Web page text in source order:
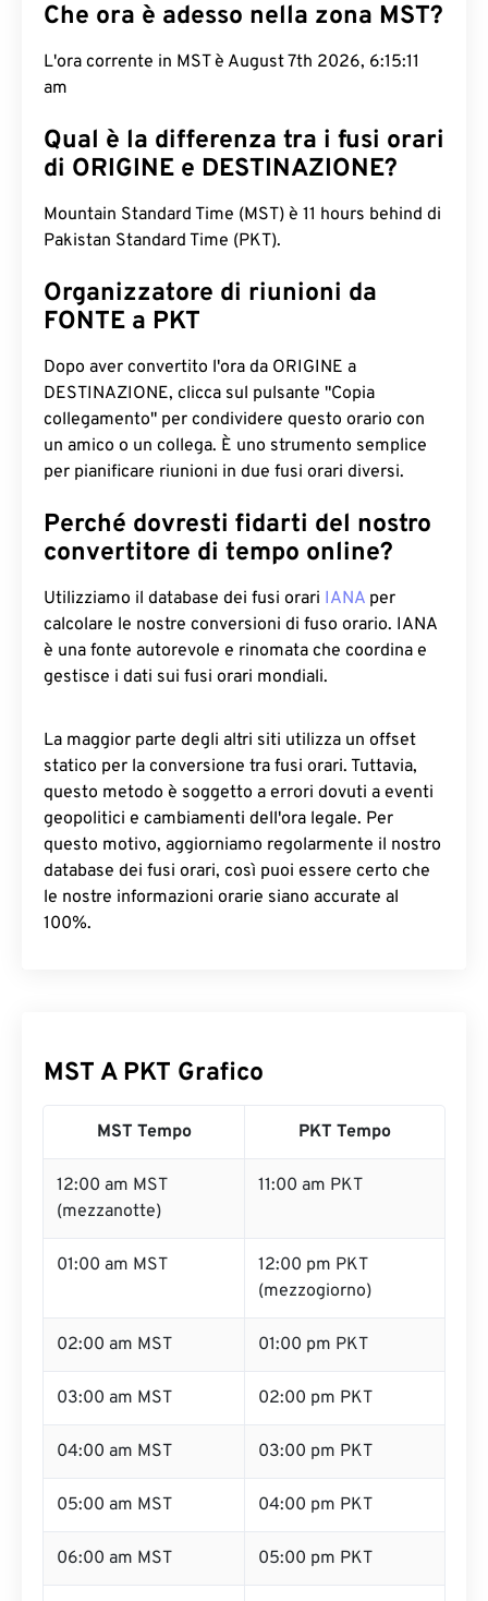
Che ora è adesso nella zona MST?
L'ora corrente in MST è August 7th 2026, 6:15:12
am
Qual è la differenza tra i fusi orari
di ORIGINE e DESTINAZIONE?
Mountain Standard Time (MST) è 11 hours behind di
Pakistan Standard Time (PKT).
Organizzatore di riunioni da
FONTE a PKT
Dopo aver convertito l'ora da ORIGINE a
DESTINAZIONE, clicca sul pulsante "Copia
collegamento" per condividere questo orario con
un amico o un collega. È uno strumento semplice
per pianificare riunioni in due fusi orari diversi.
Perché dovresti fidarti del nostro
convertitore di tempo online?
Utilizziamo il database dei fusi orari IANA per
calcolare le nostre conversioni di fuso orario. IANA
è una fonte autorevole e rinomata che coordina e
gestisce i dati sui fusi orari mondiali.
La maggior parte degli altri siti utilizza un offset
statico per la conversione tra fusi orari. Tuttavia,
questo metodo è soggetto a errori dovuti a eventi
geopolitici e cambiamenti dell'ora legale. Per
questo motivo, aggiorniamo regolarmente il nostro
database dei fusi orari, così puoi essere certo che
le nostre informazioni orarie siano accurate al
100%.
MST A PKT Grafico
MST Tempo PKT Tempo
12:00 am MST
(mezzanotte)
11:00 am PKT
01:00 am MST
12:00 pm PKT
(mezzogiorno)
02:00 am MST 01:00 pm PKT
03:00 am MST 02:00 pm PKT
04:00 am MST 03:00 pm PKT
05:00 am MST 04:00 pm PKT
06:00 am MST 05:00 pm PKT